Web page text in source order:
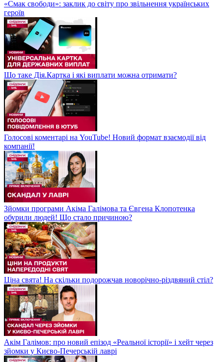
«Смак свободи»: заклик до світу про звільнення українських
героїв
Що таке Дія.Картка і які виплати можна отримати?
Голосові коментарі на YouTube! Новий формат взаємодії від
компанії!
Зйомки програми Акіма Галімова та Євгена Клопотенка
обурили людей! Що стало причиною?
Ціна свята! На скільки подорожчав новорічно-різдвяний стіл?
Акім Галімов: про новий епізод «Реальної історії» і хейт через
зйомки у Києво-Печерській лаврі